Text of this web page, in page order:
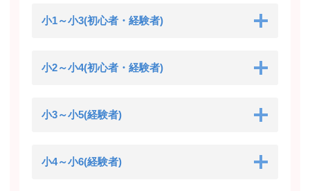
小1～小3(初心者・経験者)
小2～小4(初心者・経験者)
小3～小5(経験者)
小4～小6(経験者)